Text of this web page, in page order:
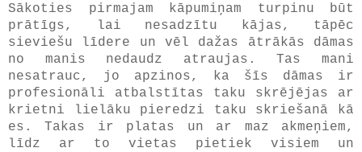
Sākoties pirmajam kāpumiņam turpinu būt
prātīgs, lai nesadzītu kājas, tāpēc
sieviešu līdere un vēl dažas ātrākās dāmas
no manis nedaudz atraujas. Tas mani
nesatrauc, jo apzinos, ka šīs dāmas ir
profesionāli atbalstītas taku skrējējas ar
krietni lielāku pieredzi taku skriešanā kā
es. Takas ir platas un ar maz akmeņiem,
līdz ar to vietas pietiek visiem un